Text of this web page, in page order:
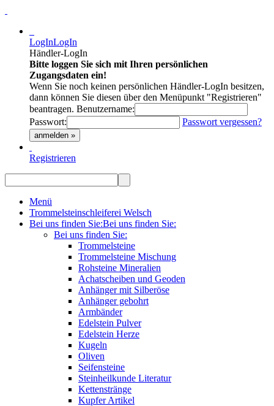
LogInLogIn
Händler-LogIn
Bitte loggen Sie sich mit Ihren persönlichen
Zugangsdaten ein!
Wenn Sie noch keinen persönlichen Händler-LogIn besitzen,
dann können Sie diesen über den Menüpunkt "Registrieren"
beantragen. Benutzername:
Passwort:
Passwort vergessen?
anmelden »
Registrieren
Menü
Trommelsteinschleiferei Welsch
Bei uns finden Sie:Bei uns finden Sie:
Bei uns finden Sie:
Trommelsteine
Trommelsteine Mischung
Rohsteine Mineralien
Achatscheiben und Geoden
Anhänger mit Silberöse
Anhänger gebohrt
Armbänder
Edelstein Pulver
Edelstein Herze
Kugeln
Oliven
Seifensteine
Steinheilkunde Literatur
Kettenstränge
Kupfer Artikel